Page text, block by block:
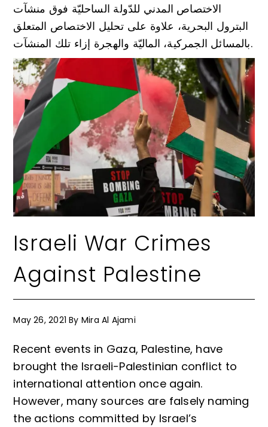
الاختصاص المدني للدّولة الساحليّة فوق منشآت
البترول البحرية، علاوة على تحليل الاختصاص المتعلق
بالمسائل الجمركية، الماليّة والهجرة إزاء تلك المنشآت.
Israeli War Crimes
Against Palestine
May 26, 2021 ByMira Al Ajami
Recent events in Gaza, Palestine, have
brought the Israeli-Palestinian conflict to
international attention once again.
However, many sources are falsely naming
the actions committed by Israel’s